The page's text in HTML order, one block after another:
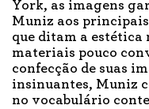
York, as imagens
Muniz aos
que ditam a estética
materiais pouco
confecção de suas
insinuantes, Muniz
no vocabulário